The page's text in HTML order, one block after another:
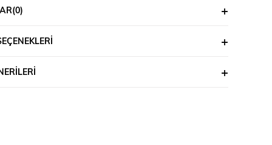
üzere özel olarak tasarlanan bu ürün,
ve fonksiyonellik, bu eldivenin öne çıkan
ve Bisiklet Sürücüleri İçin Üstün Konfor ve
(0)